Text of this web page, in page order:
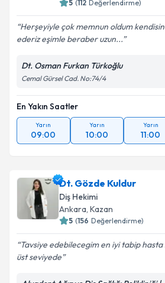
5 (112 Değerlendirme)
Herşeyiyle çok memnun oldum
ederiz eşimle beraber uzun...
Dt. Osman Furkan Türkoğlu
Cemal Gürsel Cad. No:74/4
En Yakın Saatler
Yarın
09:00
Yarın
10:00
Yarın
11:00
Dt. Gözde Kuldur
Diş Hekimi
Ankara, Kazan
5 (156 Değerlendirme)
Tavsiye edebilecegim en iyi tabip
üst seviyede